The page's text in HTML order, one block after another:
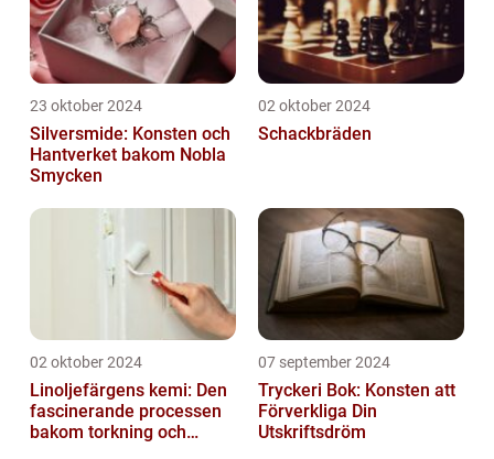
23 oktober 2024
Silversmide: Konsten och
Hantverket bakom Nobla
Smycken
02 oktober 2024
Schackbräden
02 oktober 2024
Linoljefärgens kemi: Den
fascinerande processen
bakom torkning och
07 september 2024
Tryckeri Bok: Konsten att
Förverkliga Din
Utskriftsdröm